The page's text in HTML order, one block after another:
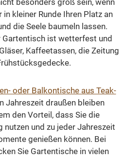
besonders groß sein, wenn
in kleiner Runde Ihren Platz an
die Seele baumeln lassen.
Gartentisch ist wetterfest und
Kaffeetassen, die Zeitung
oder Balkontische aus Teak-
Jahreszeit draußen bleiben
den Vorteil, dass Sie die
nutzen und zu jeder Jahreszeit
genießen können. Bei
Sie Gartentische in vielen